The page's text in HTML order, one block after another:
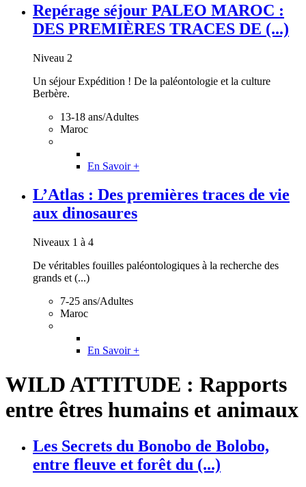
Repérage séjour PALEO MAROC :
DES PREMIÈRES TRACES DE (...)
Niveau 2
Un séjour Expédition ! De la paléontologie et la culture
Berbère.
13-18 ans/Adultes
Maroc
En Savoir +
L’Atlas : Des premières traces de vie
aux dinosaures
Niveaux 1 à 4
De véritables fouilles paléontologiques à la recherche des
grands et (...)
7-25 ans/Adultes
Maroc
En Savoir +
WILD ATTITUDE : Rapports
entre êtres humains et animaux
Les Secrets du Bonobo de Bolobo,
entre fleuve et forêt du (...)